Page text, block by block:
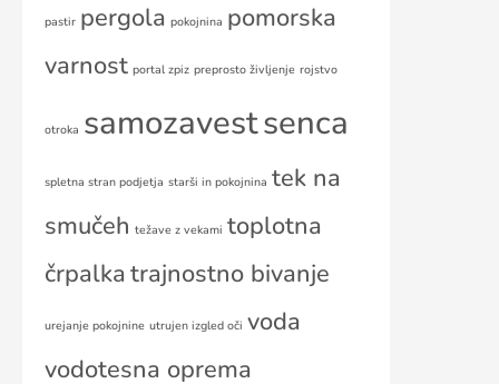
pastir pergola pokojnina pomorska
varnost portal zpiz preprosto življenje rojstvo
otroka samozavestsenca
spletna stran podjetja starši in pokojnina tek na
smučeh težave z vekami toplotna
črpalka trajnostno bivanje
urejanje pokojnine utrujen izgled oči voda
vodotesna oprema